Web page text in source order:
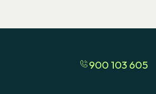
900 103 605